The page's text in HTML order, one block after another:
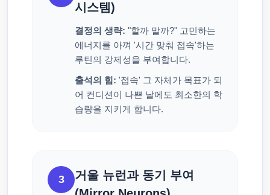
시스템)
결정의 생략: "할까 말까?" 고민하는
에너지를 아껴 '시간 맞춰 접속'하는
루틴의 강제성을 부여합니다.
출석의 힘: '접속' 그 자체가 목표가 되
어 컨디션이 나쁜 날에도 최소한의 학
습량을 지키게 합니다.
3
거울 뉴런과 동기 부여